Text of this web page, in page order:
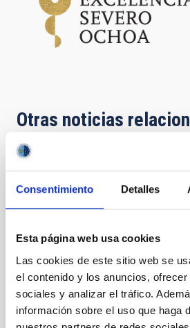
Consentimiento Detalles
Esta página web usa cookies
Las cookies de este sitio web se
el contenido y los anuncios,
sociales y analizar el tráfico.
información sobre el uso que haga
Otras noticias
NOTA DE PRENSA
Los primeros resultados
BEARD explican la
Instituto de Astrofísica de
Universidad de La Laguna (ULL),
varios telescopios del
Muchachos y simulaciones por
explicar cómo galaxias análogas a